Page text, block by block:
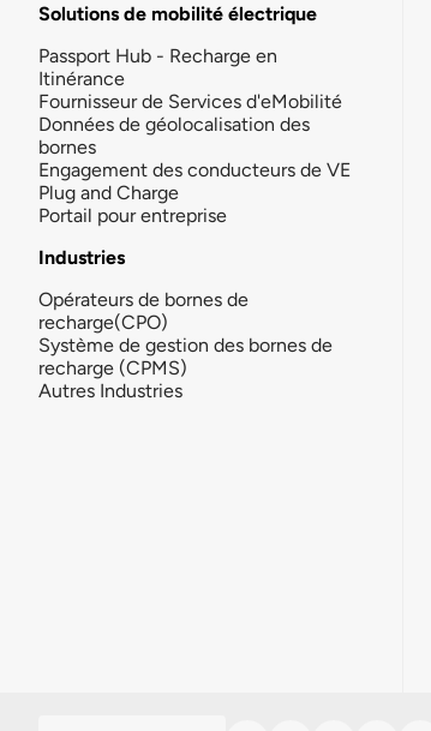
Solutions de mobilité électrique
Passport Hub - Recharge en
Itinérance
Fournisseur de Services d'eMobilité
Données de géolocalisation des
bornes
Engagement des conducteurs de VE
Plug and Charge
Portail pour entreprise
Industries
Opérateurs de bornes de
recharge(CPO)
Système de gestion des bornes de
recharge (CPMS)
Autres Industries